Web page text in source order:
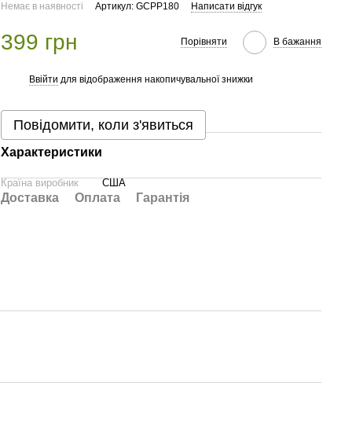
Немає в наявності Артикул: GCPP180 Написати відгук
399 грн Порівняти В бажання
Ввійти для відображення накопичувальної знижки
Повідомити, коли з'явиться
Характеристики
Країна виробник США
Доставка Оплата Гарантія